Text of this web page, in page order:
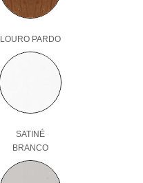
LOURO PARDO
SATINÉ
BRANCO